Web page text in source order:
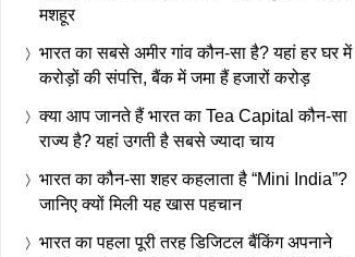
मशहूर
भारत का सबसे अमीर गांव कौन-सा है? यहां हर घर में
करोड़ों की संपत्ति, बैंक में जमा हैं हजारों करोड़
क्या आप जानते हैं भारत का Tea Capital कौन-सा
राज्य है? यहां उगती है सबसे ज्यादा चाय
भारत का कौन-सा शहर कहलाता है “Mini India”?
जानिए क्यों मिली यह खास पहचान
भारत का पहला पूरी तरह डिजिटल बैंकिंग अपनाने